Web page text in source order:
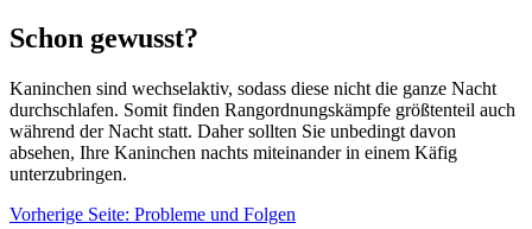
Schon gewusst?
Kaninchen sind wechselaktiv, sodass diese nicht die ganze Nacht
durchschlafen. Somit finden Rangordnungskämpfe größtenteil auch
während der Nacht statt. Daher sollten Sie unbedingt davon
absehen, Ihre Kaninchen nachts miteinander in einem Käfig
unterzubringen.
Vorherige Seite: Probleme und Folgen